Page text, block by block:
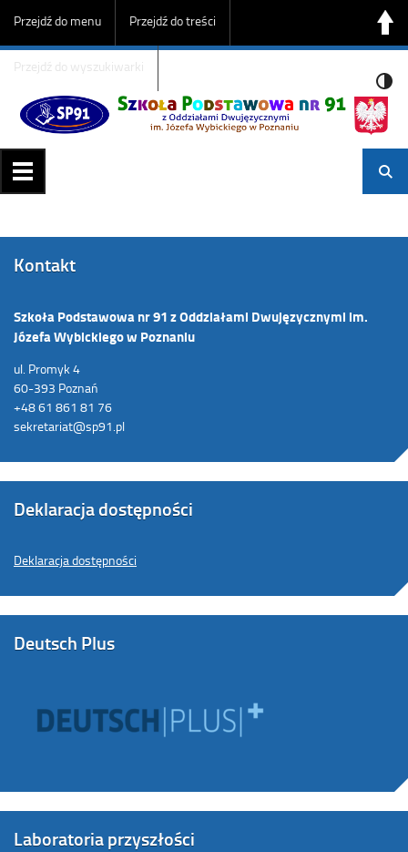
Przejdź do menu Przejdź do treści
Przejdź do wyszukiwarki
Kontakt
Szkoła Podstawowa nr 91 z Oddziałami Dwujęzycznymi im.
Józefa Wybickiego w Poznaniu
ul. Promyk 4
60-393 Poznań
+48 61 861 81 76
sekretariat@sp91.pl
Deklaracja dostępności
Deklaracja dostępności
Deutsch Plus
Laboratoria przyszłości